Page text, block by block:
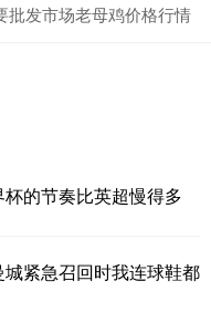
批发市场老母鸡价格行情
的节奏比英超慢得多
紧急召回时我连球鞋都